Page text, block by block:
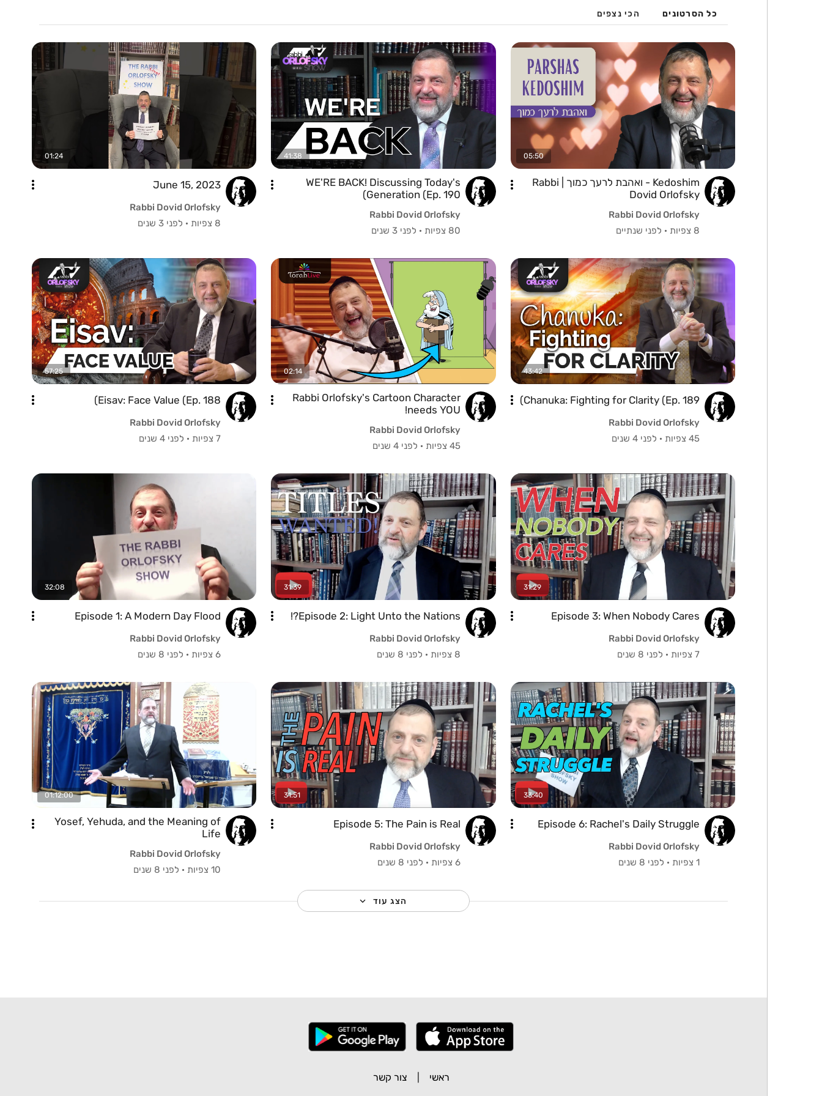
כל הסרטונים הכי נצפים
05:50
Kedoshim - ואהבת לרעך כמוך | Rabbi
Dovid Orlofsky
Rabbi Dovid Orlofsky
8 צפיות
· לפני שנתיים
41:38
WE'RE BACK! Discussing Today's
Generation (Ep. 190)
Rabbi Dovid Orlofsky
80 צפיות
· לפני 3 שנים
01:24
June 15, 2023
Rabbi Dovid Orlofsky
8 צפיות
· לפני 3 שנים
43:42
Chanuka: Fighting for Clarity (Ep. 189)
Rabbi Dovid Orlofsky
45 צפיות
· לפני 4 שנים
02:14
Rabbi Orlofsky's Cartoon Character
needs YOU!
Rabbi Dovid Orlofsky
45 צפיות
· לפני 4 שנים
57:25
Eisav: Face Value (Ep. 188)
Rabbi Dovid Orlofsky
7 צפיות
· לפני 4 שנים
31:29
Episode 3: When Nobody Cares
Rabbi Dovid Orlofsky
7 צפיות
· לפני 8 שנים
31:39
Episode 2: Light Unto the Nations?!
Rabbi Dovid Orlofsky
8 צפיות
· לפני 8 שנים
32:08
Episode 1: A Modern Day Flood
Rabbi Dovid Orlofsky
6 צפיות
· לפני 8 שנים
33:40
Episode 6: Rachel's Daily Struggle
Rabbi Dovid Orlofsky
1 צפיות
· לפני 8 שנים
31:51
Episode 5: The Pain is Real
Rabbi Dovid Orlofsky
6 צפיות
· לפני 8 שנים
01:12:00
Yosef, Yehuda, and the Meaning of
Life
Rabbi Dovid Orlofsky
10 צפיות
· לפני 8 שנים
הצג עוד
ראשי צור קשר